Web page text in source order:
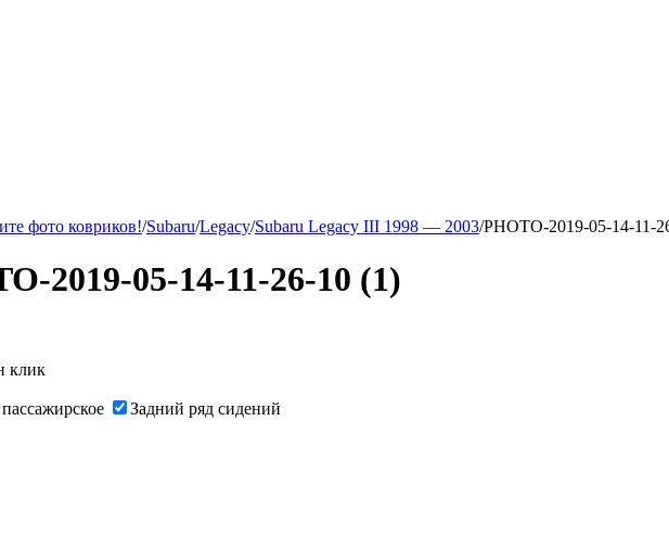
фото ковриков!/Subaru/Legacy/Subaru Legacy III 1998 — 2003/PHOTO-2019-05-14-11-
2019-05-14-11-26-10 (1)
клик
Задний ряд сидений